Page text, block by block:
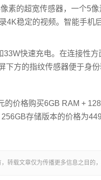
素的超宽传感器，一个5
4K稳定的视频。智能手机
33W快速充电。在连接性
下方的指纹传感器便于身份
的价格购买6GB RAM +
存储版本的价格为449
转载文章仅为传播更多信息之目的